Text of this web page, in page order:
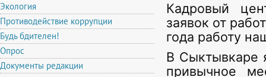
Экология
Противодействие коррупции
Будь бдителен!
Опрос
Документы редакции
Кадровый
заявок от
года работу
В Сыктывкаре
привычное